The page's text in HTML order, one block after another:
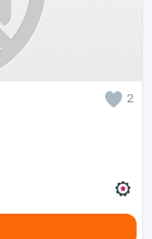
2